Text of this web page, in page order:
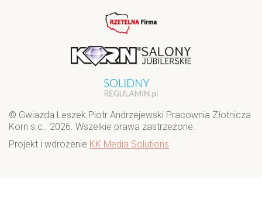
© Gwiazda Leszek Piotr Andrzejewski Pracownia Złotnicza
Korn s.c.. 2026. Wszelkie prawa zastrzeżone.
Projekt i wdrożenie KK Media Solutions